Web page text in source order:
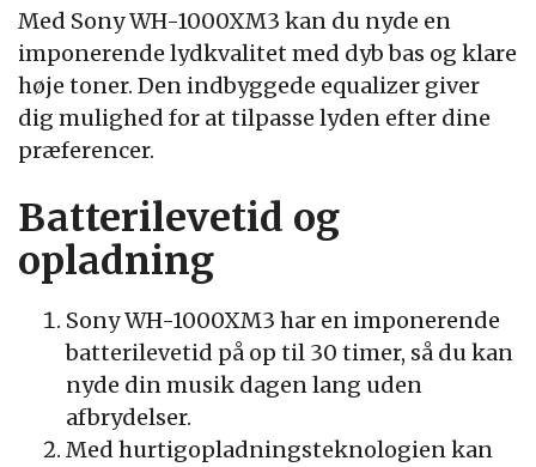
Med Sony WH-1000XM3 kan du nyde en
imponerende lydkvalitet med dyb bas og klare
høje toner. Den indbyggede equalizer giver
dig mulighed for at tilpasse lyden efter dine
præferencer.
Batterilevetid og
opladning
Sony WH-1000XM3 har en imponerende
batterilevetid på op til 30 timer, så du kan
nyde din musik dagen lang uden
afbrydelser.
Med hurtigopladningsteknologien kan